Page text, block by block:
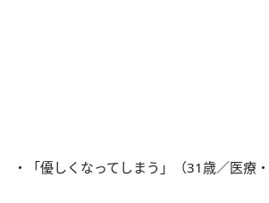
・「優しくなってしまう」（31歳／医療